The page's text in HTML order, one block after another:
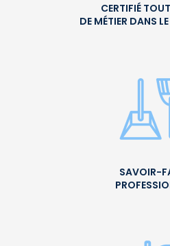
CERTIFIÉ
DE MÉTIER DANS
SAVOIR-